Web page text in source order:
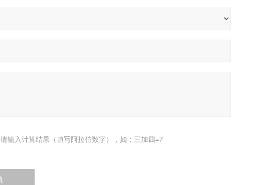
请输入计算结果（填写阿拉伯数字），如：三加四=7